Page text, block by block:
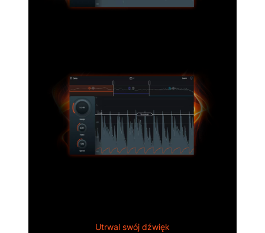
Utrwal swój dźwięk